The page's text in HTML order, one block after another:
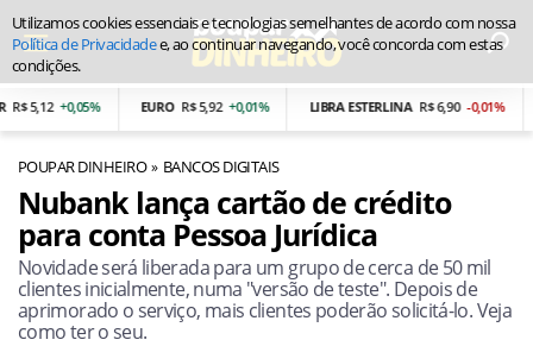
5,12 +0,05% EURO R$ 5,92 +0,01% LIBRA ESTERLINA R$ 6,90 -0,01%
POUPAR DINHEIRO BANCOS DIGITAIS
Nubank lança cartão de crédito
para conta Pessoa Jurídica
Novidade será liberada para um grupo de cerca de 50 mil
clientes inicialmente, numa "versão de teste". Depois de
aprimorado o serviço, mais clientes poderão solicitá-lo. Veja
como ter o seu.
Utilizamos cookies essenciais e tecnologias semelhantes de acordo com nossa
Política de Privacidadee, ao continuar navegando, você concorda com estas
condições.